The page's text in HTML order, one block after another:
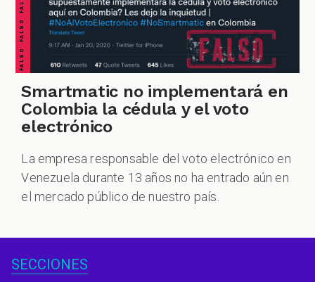
Smartmatic no implementará en
Colombia la cédula y el voto
electrónico
La empresa responsable del voto electrónico en
Venezuela durante 13 años no ha entrado aún en
el mercado público de nuestro país.
SECCIONES